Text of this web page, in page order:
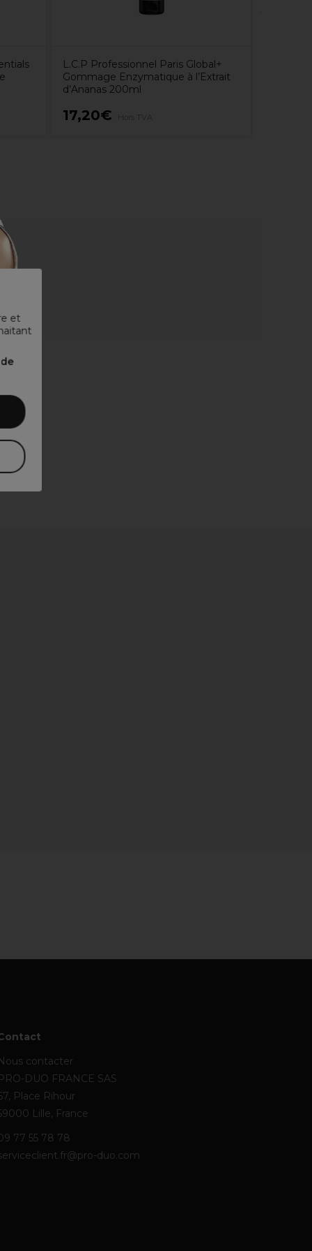
et
L.C.P Professionnel Paris Global+
Gommage Enzymatique à l’Extrait
d’Ananas 200ml
17,20€
contacter
DUO FRANCE SAS
Place Rihour
Lille, France
77 55 78 78
duo.com